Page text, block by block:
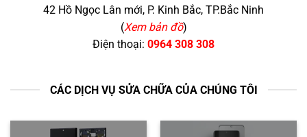
42 Hồ Ngọc Lân mới, P. Kinh Bắc, TP.Bắc Ninh
(Xem bản đồ)
Điện thoại: 0964 308 308
CÁC DỊCH VỤ SỬA CHỮA CỦA CHÚNG TÔI